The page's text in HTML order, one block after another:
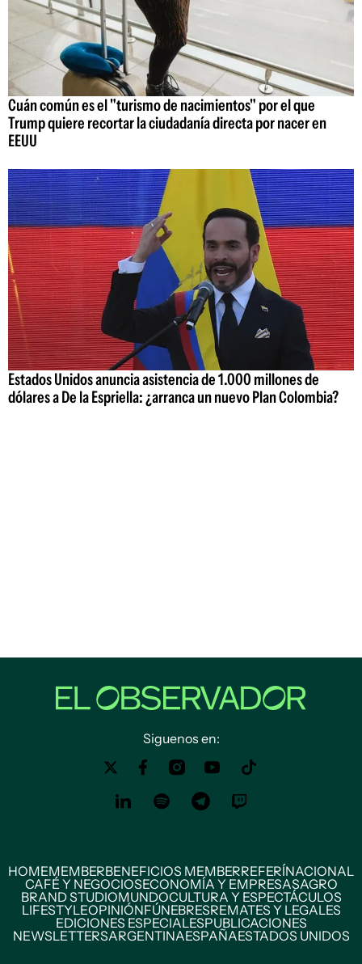
Cuán común es el "turismo de nacimientos" por el que
Trump quiere recortar la ciudadanía directa por nacer en
EEUU
Estados Unidos anuncia asistencia de 1.000 millones de
dólares a De la Espriella: ¿arranca un nuevo Plan Colombia?
Siguenos en:
HOMEMEMBERBENEFICIOS MEMBERREFERÍNACIONAL
CAFÉ Y NEGOCIOSECONOMÍA Y EMPRESASAGRO
BRAND STUDIOMUNDOCULTURA Y ESPECTÁCULOS
LIFESTYLEOPINIÓNFÚNEBRESREMATES Y LEGALES
EDICIONES ESPECIALESPUBLICACIONES
NEWSLETTERSARGENTINAESPAÑAESTADOS UNIDOS